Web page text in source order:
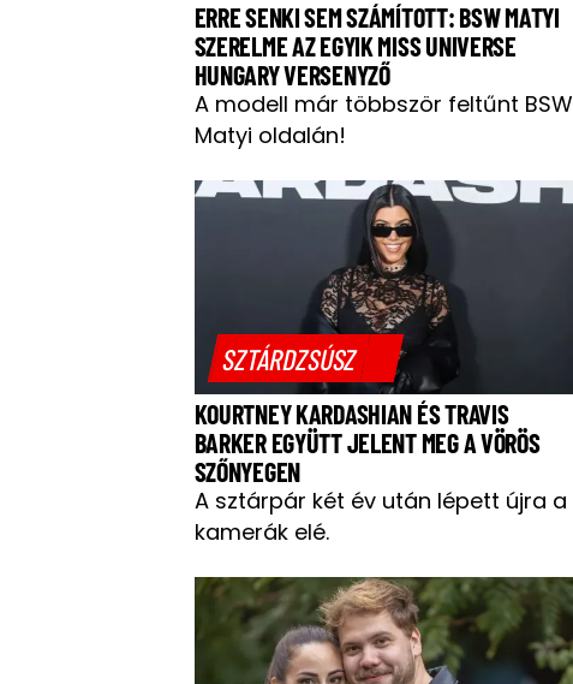
ERRE SENKI SEM SZÁMÍTOTT: BSW MATYI
SZERELME AZ EGYIK MISS UNIVERSE
HUNGARY VERSENYZŐ
A modell már többször feltűnt BSW
Matyi oldalán!
SZTÁRDZSÚSZ
KOURTNEY KARDASHIAN ÉS TRAVIS
BARKER EGYÜTT JELENT MEG A VÖRÖS
SZŐNYEGEN
A sztárpár két év után lépett újra a
kamerák elé.